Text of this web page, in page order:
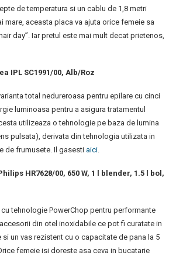
de temperatura si un cablu de 1,8 metri
mare, aceasta placa va ajuta orice femeie sa
day”. Iar pretul este mai mult decat prietenos,
IPL SC1991/00, Alb/Roz
total nedureroasa pentru epilare cu cinci
luminoasa pentru a asigura tratamentul
utilizeaza o tehnologie pe baza de lumina
pulsata), derivata din tehnologia utilizata in
de frumusete. Il gasesti aici.
HR7628/00, 650 W, 1 l blender, 1.5 l bol,
tehnologie PowerChop pentru performante
din otel inoxidabile ce pot fi curatate in
un vas rezistent cu o capacitate de pana la 5
femeie isi doreste asa ceva in bucatarie